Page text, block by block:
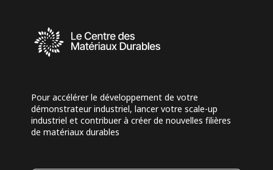
Pour accélérer le développement de votre
démonstrateur industriel, lancer votre scale-up
industriel et contribuer à créer de nouvelles filières
de matériaux durables